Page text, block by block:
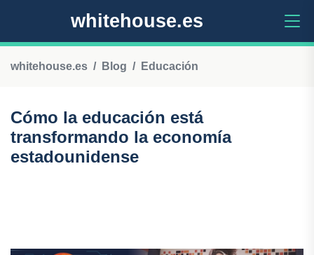
whitehouse.es
whitehouse.es Blog Educación
Cómo la educación está
transformando la economía
estadounidense